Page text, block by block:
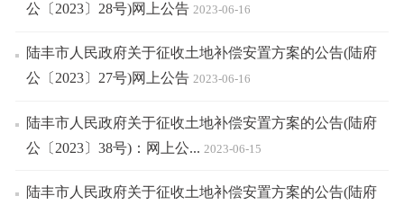
公〔2023〕28号)网上公告 2023-06-16
陆丰市人民政府关于征收土地补偿安置方案的公告(陆府
公〔2023〕27号)网上公告 2023-06-16
陆丰市人民政府关于征收土地补偿安置方案的公告(陆府
公〔2023〕38号)：网上公... 2023-06-15
陆丰市人民政府关于征收土地补偿安置方案的公告(陆府